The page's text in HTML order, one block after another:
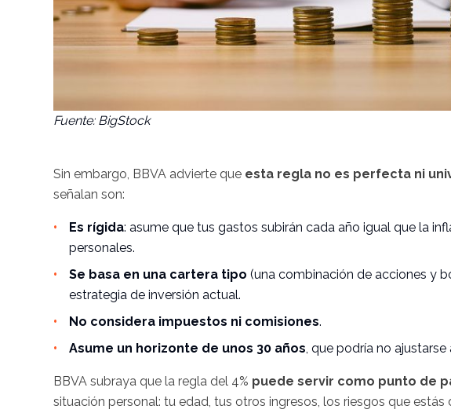
Fuente: BigStock
Sin embargo, BBVA advierte que esta regla no es perfecta ni
señalan son:
Es rígida: asume que tus gastos subirán cada año igual que la
personales.
Se basa en una cartera tipo (una combinación de acciones y
estrategia de inversión actual.
No considera impuestos ni comisiones.
Asume un horizonte de unos 30 años, que podría no
BBVA subraya que la regla del 4% puede servir como punto de
situación personal: tu edad, tus otros ingresos, los riesgos que